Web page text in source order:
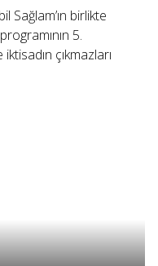
Sağlam’ın birlikte
5.
çıkmazları